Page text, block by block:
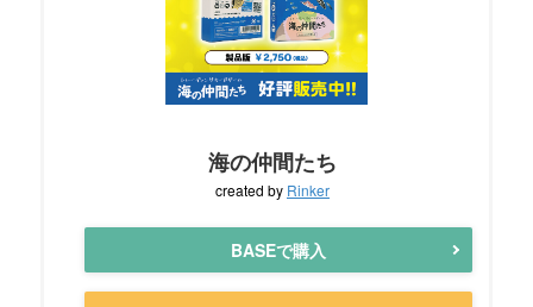
海の仲間たち
created by Rinker
BASEで購入